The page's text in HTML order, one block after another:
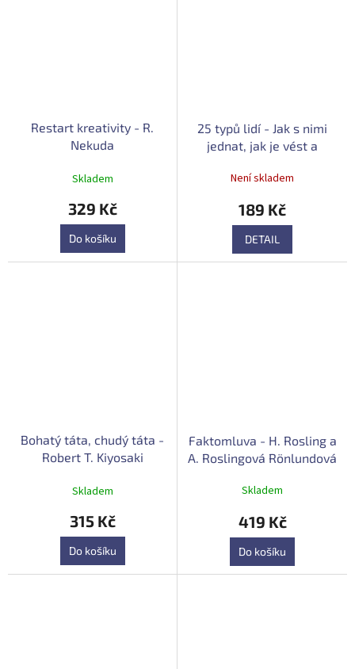
Restart kreativity - R.
Nekuda
Skladem
329 Kč
Do košíku
25 typů lidí - Jak s nimi
jednat, jak je vést a
Bělohlávek
Průměrné
hodnocení
produktu
je
1,0
z
5
Není skladem
189 Kč
DETAIL
Bohatý táta, chudý táta -
Robert T. Kiyosaki
Skladem
315 Kč
Do košíku
Faktomluva - H. Rosling a
A. Roslingová Rönlundová
Průměrné
hodnocení
produktu
je
3,7
z
5
Skladem
419 Kč
Do košíku